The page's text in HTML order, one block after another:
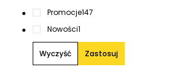
Promocje147
Nowości1
Wyczyść Zastosuj